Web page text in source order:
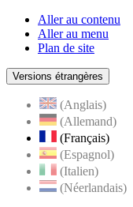
Aller au contenu
Aller au menu
Plan de site
Versions étrangères
(Anglais)
(Allemand)
(Français)
(Espagnol)
(Italien)
(Néerlandais)